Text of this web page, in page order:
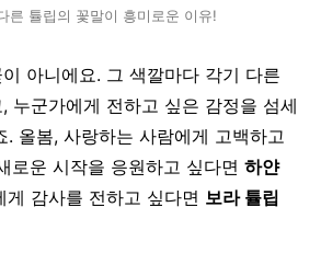
른 튤립의 꽃말이 흥미로운 이유!
아니에요. 그 색깔마다 각기 다른
누군가에게 전하고 싶은 감정을 섬세
. 올봄, 사랑하는 사람에게 고백하고
로운 시작을 응원하고 싶다면 하얀
게 감사를 전하고 싶다면 보라 튤립